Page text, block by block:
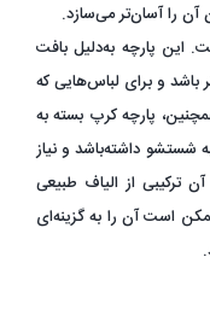
آن را آسان‌تر می‌سازد.
این پارچه به‌دلیل بافت
و برای لباس‌هایی که
پارچه کرپ بسته به
داشته‌باشد و نیاز
ترکیبی از الیاف طبیعی
است آن را به گزینه‌ای